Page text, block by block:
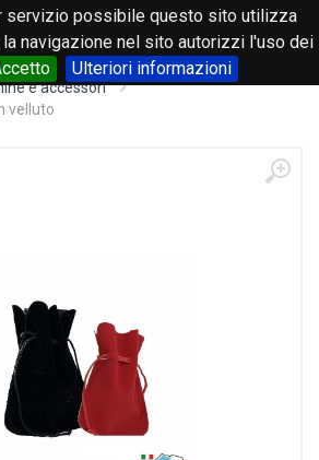
servizio possibile questo sito utilizza
navigazione nel sito autorizzi l'uso dei
Ulteriori informazioni
0
e accessori
velluto